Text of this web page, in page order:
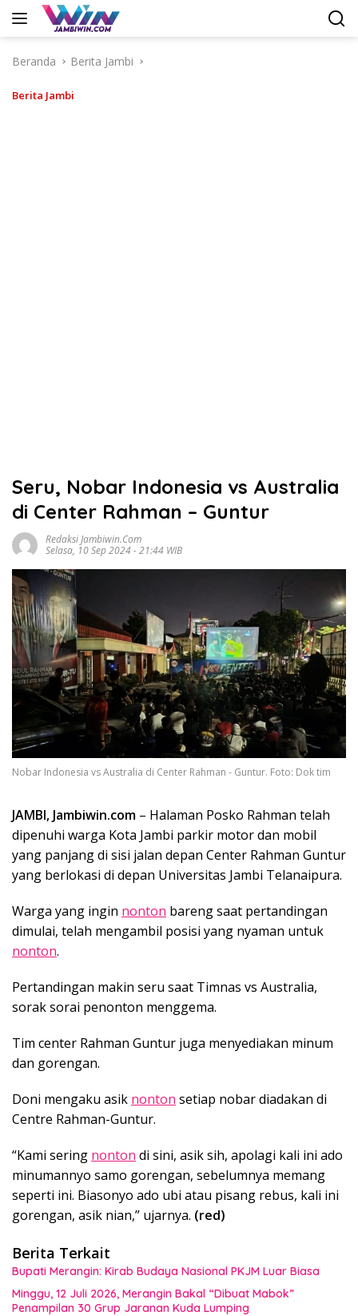
Langsung
Beranda
Berita Jambi
Berita Jambi
Seru, Nobar Indonesia vs Australia
di Center Rahman – Guntur
Redaksi Jambiwin.com
Selasa, 10 Sep 2024 - 21:44 WIB
Nobar Indonesia vs Australia di Center Rahman - Guntur. Foto: Dok tim
JAMBI, Jambiwin.com – Halaman Posko Rahman telah
dipenuhi warga Kota Jambi parkir motor dan mobil
yang panjang di sisi jalan depan Center Rahman Guntur
yang berlokasi di depan Universitas Jambi Telanaipura.
Warga yang ingin nonton bareng saat pertandingan
dimulai, telah mengambil posisi yang nyaman untuk
nonton.
Pertandingan makin seru saat Timnas vs Australia,
sorak sorai penonton menggema.
Tim center Rahman Guntur juga menyediakan minum
dan gorengan.
Doni mengaku asik nonton setiap nobar diadakan di
Centre Rahman-Guntur.
“Kami sering nonton di sini, asik sih, apolagi kali ini ado
minumannyo samo gorengan, sebelumnya memang
seperti ini. Biasonyo ado ubi atau pisang rebus, kali ini
gorengan, asik nian,” ujarnya. (red)
Berita Terkait
Bupati Merangin: Kirab Budaya Nasional PKJM Luar Biasa
Minggu, 12 Juli 2026, Merangin Bakal “Dibuat Mabok”
Penampilan 30 Grup Jaranan Kuda Lumping